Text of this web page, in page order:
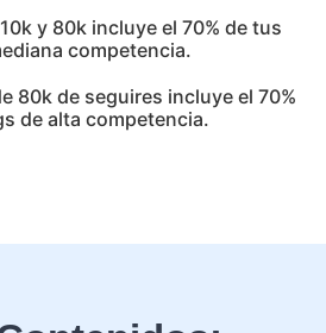
y 80k incluye el 70% de tus
competencia.
80k de seguires incluye el 70%
de alta competencia.